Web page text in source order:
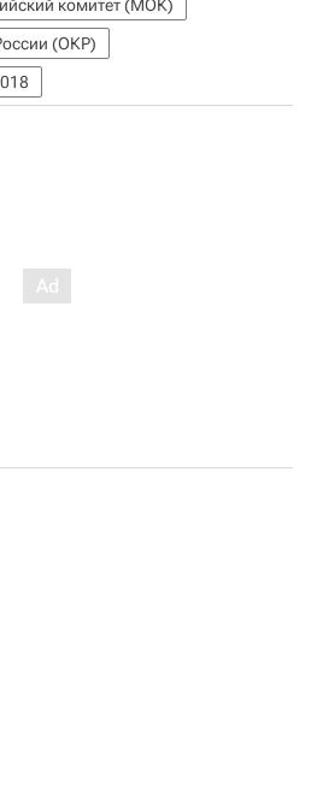
комитет (МОК)
(ОКР)